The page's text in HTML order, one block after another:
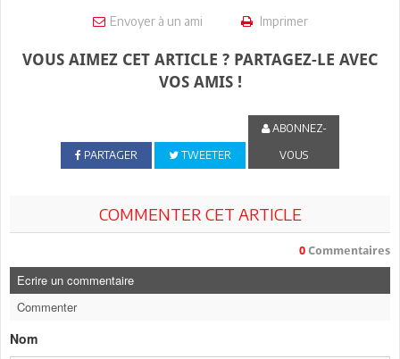
Envoyer à un ami Imprimer
VOUS AIMEZ CET ARTICLE ? PARTAGEZ-LE AVEC
VOS AMIS !
PARTAGER TWEETER
ABONNEZ-
VOUS
COMMENTER CET ARTICLE
0 Commentaires
Ecrire un commentaire
Commenter
Nom